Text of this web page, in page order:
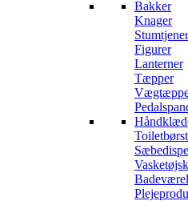
Bakker
Knager
Figurer
Lanterner
Tæpper